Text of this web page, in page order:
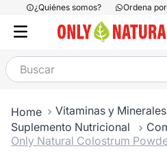
¿Quiénes somos? Ordena
Buscar
Vitaminas y Minerales
Suplemento Nutricional
Only Natural Colostrum